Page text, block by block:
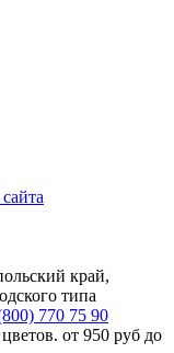
край,
типа
770 75 90
от 950 руб до